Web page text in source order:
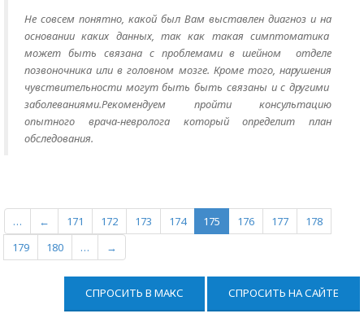
Не совсем понятно, какой был Вам выставлен диагноз и на
основании каких данных, так как такая симптоматика
может быть связана с проблемами в шейном отделе
позвоночника или в головном мозге. Кроме того, нарушения
чувствительности могут быть быть связаны и с другими
заболеваниями.Рекомендуем пройти консультацию
опытного врача-невролога который определит план
обследования.
… ← 171 172 173 174 175 176 177
178
179
180 … →
СПРОСИТЬ В МАКС СПРОСИТЬ НА САЙТЕ